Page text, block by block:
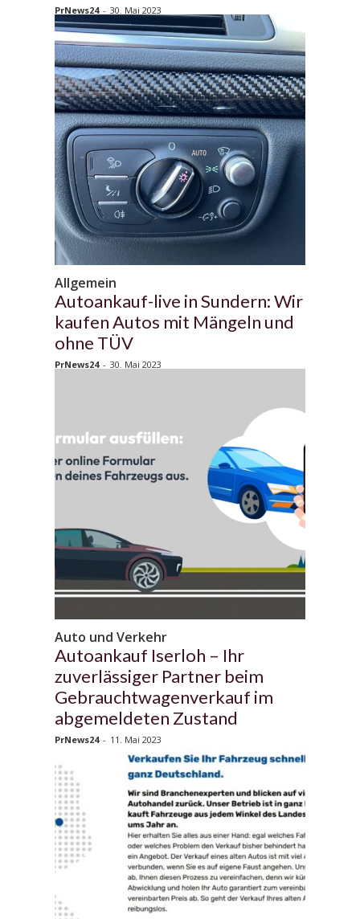
PrNews24 - 30. Mai 2023
Allgemein
Autoankauf-live in Sundern: Wir
kaufen Autos mit Mängeln und
ohne TÜV
PrNews24 - 30. Mai 2023
Auto und Verkehr
Autoankauf Iserloh – Ihr
zuverlässiger Partner beim
Gebrauchtwagenverkauf im
abgemeldeten Zustand
PrNews24 - 11. Mai 2023